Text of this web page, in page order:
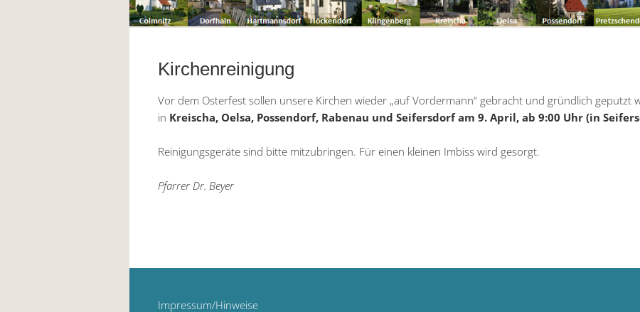
Kirchenreinigung
Vor dem Osterfest sollen unsere Kirchen wieder „auf Vordermann“ gebracht und gründlich geputzt
in Kreischa, Oelsa, Possendorf, Rabenau und Seifersdorf am 9. April, ab 9:00 Uhr (in
Reinigungsgeräte sind bitte mitzubringen. Für einen kleinen Imbiss wird gesorgt.
Pfarrer Dr. Beyer
Impressum/Hinweise